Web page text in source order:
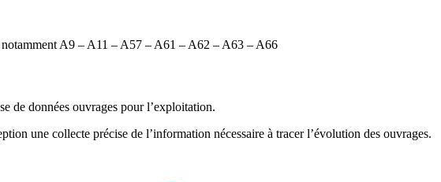
notamment A9 – A11 – A57 – A61 – A62 – A63 – A66
de données ouvrages pour l’exploitation.
une collecte précise de l’information nécessaire à tracer l’évolution des ouvrages.